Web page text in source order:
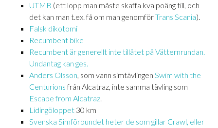
UTMB (ett lopp man måste skaffa kvalpoäng till, och
det kan man t.ex. få om man genomförTrans Scania).
Falsk dikotomi
Recumbent bike
Recumbent är generellt inte tillåtet på Vätternrundan.
Undantag kan ges.
Anders Olsson, som vann simtävlingen Swim with the
Centurionsfrån Alcatraz, inte samma tävling som
Escape from Alcatraz.
Lidingöloppet 30 km
Svenska Simförbundet heter de som gillar Crawl, eller